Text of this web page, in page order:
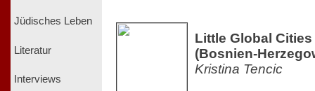
Jüdisches Leben
Literatur
Interviews
Little Global
(Bosnien-
Kristina Tencic